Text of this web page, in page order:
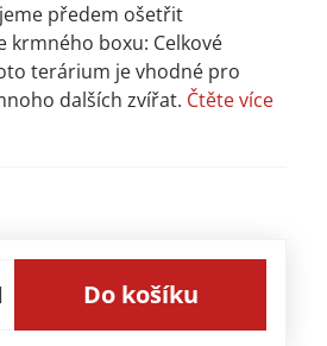
předem ošetřit
krmného boxu: Celkové
terárium je vhodné pro
dalších zvířat. Čtěte více
Do košíku